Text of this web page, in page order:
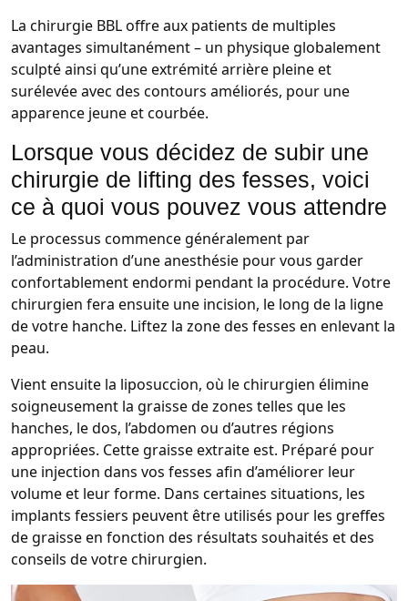
La chirurgie BBL offre aux patients de multiples
avantages simultanément – un physique globalement
sculpté ainsi qu’une extrémité arrière pleine et
surélevée avec des contours améliorés, pour une
apparence jeune et courbée.
Lorsque vous décidez de subir une
chirurgie de lifting des fesses, voici
ce à quoi vous pouvez vous attendre
Le processus commence généralement par
l’administration d’une anesthésie pour vous garder
confortablement endormi pendant la procédure. Votre
chirurgien fera ensuite une incision, le long de la ligne
de votre hanche. Liftez la zone des fesses en enlevant la
peau.
Vient ensuite la liposuccion, où le chirurgien élimine
soigneusement la graisse de zones telles que les
hanches, le dos, l’abdomen ou d’autres régions
appropriées. Cette graisse extraite est. Préparé pour
une injection dans vos fesses afin d’améliorer leur
volume et leur forme. Dans certaines situations, les
implants fessiers peuvent être utilisés pour les greffes
de graisse en fonction des résultats souhaités et des
conseils de votre chirurgien.